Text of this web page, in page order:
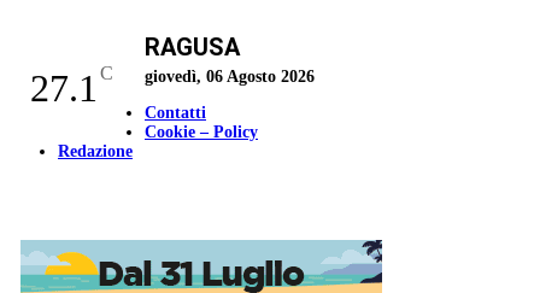
27.1 C
RAGUSA
giovedì, 06 Agosto 2026
Contatti
Cookie – Policy
Redazione